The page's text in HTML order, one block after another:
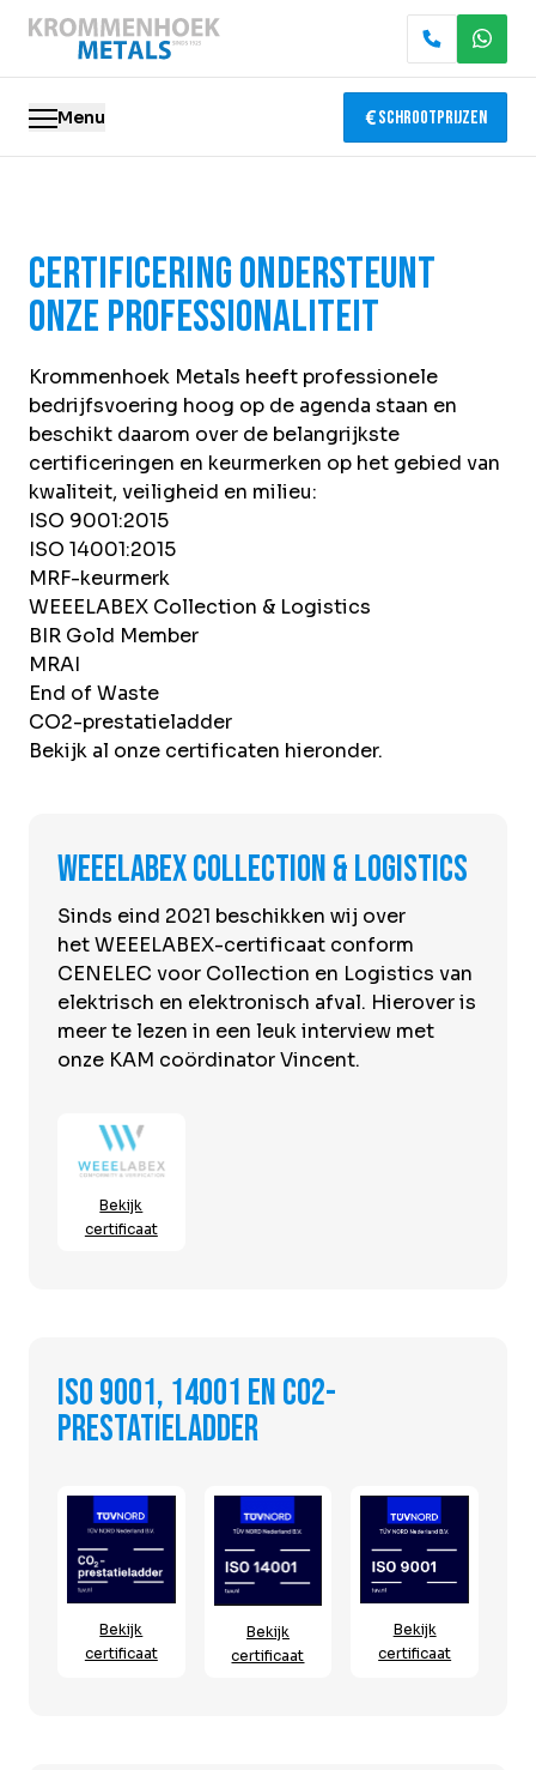
Menu Schrootprijzen
Elektronica recycling
Slopen & demontage
Katalysator recycling
Containerservice
Locaties
Over Krommenhoek
Nieuws
Werken bij
NL
Direct inleveren Ophaalservice
Certificering ondersteunt
onze professionaliteit
Krommenhoek Metals heeft professionele
bedrijfsvoering hoog op de agenda staan en
beschikt daarom over de belangrijkste
certificeringen en keurmerken op het gebied van
kwaliteit, veiligheid en milieu:
ISO 9001:2015
ISO 14001:2015
MRF-keurmerk
WEEELABEX Collection & Logistics
BIR Gold Member
MRAI
End of Waste
CO2-prestatieladder
Bekijk al onze certificaten hieronder.
WEEELABEX Collection & Logistics
Sinds eind 2021 beschikken wij over
hetWEEELABEX-certificaat conform
CENELEC voor Collection en Logistics van
elektrisch en elektronisch afval. Hierover is
meer te lezen in een leukinterview met
onze KAM coördinator Vincent.
Bekijk
certificaat
ISO 9001, 14001 en CO2-
prestatieladder
Bekijk
certificaat
Bekijk
certificaat
Bekijk
certificaat